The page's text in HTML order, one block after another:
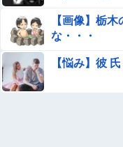
【画像】栃
な・・・
【悩み】彼